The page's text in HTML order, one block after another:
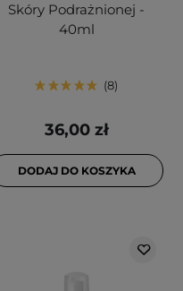
Skóry Podrażnionej -
40ml
8
36,00 zł
DODAJ DO KOSZYKA